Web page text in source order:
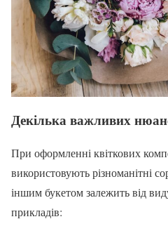
Декілька важливих
При оформленні квіткових
використовують різноманітні
іншим букетом залежить від
прикладів: